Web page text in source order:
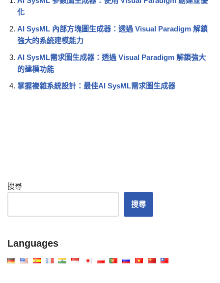
化
AI SysML 內部方塊圖生成器：透過 Visual Paradigm 解鎖
強大的系統建模能力
AI SysML需求圖生成器：透過 Visual Paradigm 解鎖強大
的建模功能
掌握複雜系統設計：最佳AI SysML需求圖生成器
搜尋
搜尋
Languages